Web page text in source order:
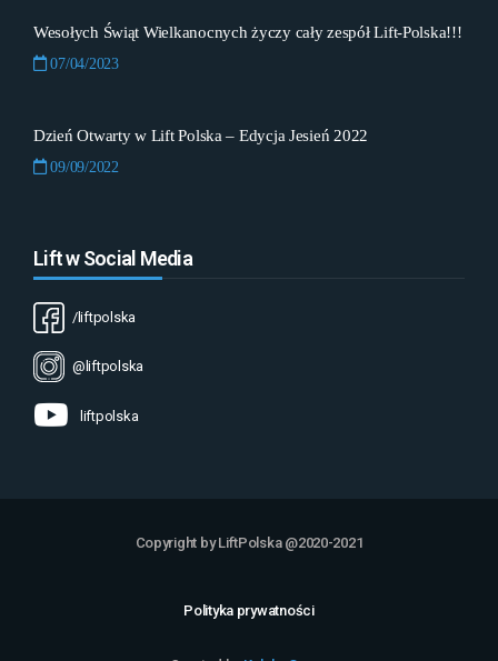
Wesołych Świąt Wielkanocnych życzy cały zespół Lift-Polska!!!
07/04/2023
Dzień Otwarty w Lift Polska – Edycja Jesień 2022
09/09/2022
Lift w Social Media
/liftpolska
@liftpolska
liftpolska
Copyright by LiftPolska @2020-2021
Polityka prywatności